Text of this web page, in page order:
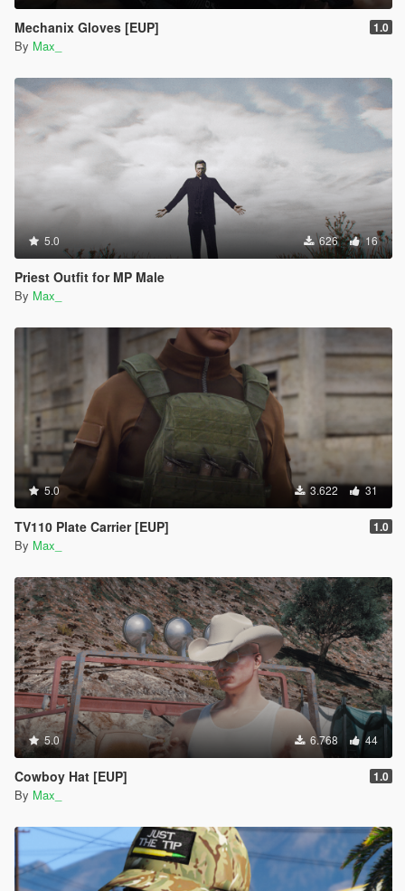
Mechanix Gloves [EUP] 1.0
By Max_
5.0 626 16
Priest Outfit for MP Male
By Max_
5.0 3.622 31
TV110 Plate Carrier [EUP] 1.0
By Max_
5.0 6.768 44
Cowboy Hat [EUP] 1.0
By Max_